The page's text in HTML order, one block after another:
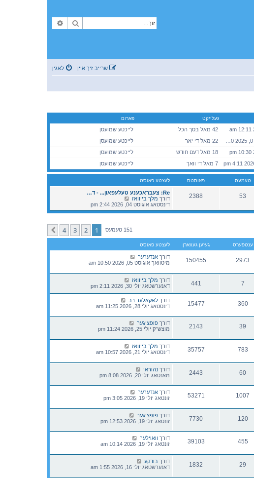
זוך
לאגין שרייב זיך איין
געלייקט פארום
42 מאל בסך הכל
לייכטע שמועסן
22 מאל די יאר
לייכטע שמועסן
18 מאל דעם חודש
לייכטע שמועסן
7 מאל די וואך לייכטע שמועסן
טעמעס פאוסטס לעצטע פאוסט
53
2388
Re: צעבראכענע טעלעפאון... - ד…
דורך מלך בייוואז
i
e
h
e
l
t
s
p
s
t
דינסטאג אוגוסט 04, 2026 2:44 pm
151 טעמעס 1
2
3
4
קומענדיגע
ענטפערס געזען געווארן לעצטע פאוסט
2973
150455 דורך אנדערער
מיטוואך אוגוסט 05, 2026 10:50 am
7
441 דורך מלך בייוואז
דאנערשטאג יולי 30, 2026 2:11 pm
360
15477 דורך לאקאלער רב
דינסטאג יולי 28, 2026 11:25 am
39
2143 דורך פופציגער
מוצש"ק יולי 25, 2026 11:24 pm
783
35757 דורך מלך בייוואז
דינסטאג יולי 21, 2026 10:57 am
60
2443 דורך נהוראי
מאנטאג יולי 20, 2026 8:08 pm
1007
53271 דורך אנדערער
זונטאג יולי 19, 2026 3:05 pm
120
7730 דורך פופציגער
זונטאג יולי 19, 2026 12:53 pm
455
39103 דורך וואוילער
זונטאג יולי 19, 2026 10:14 am
29
1832 דורך בודקע
דאנערשטאג יולי 16, 2026 1:55 am